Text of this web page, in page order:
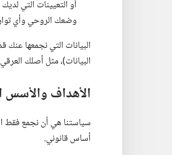
أو التعيينات التي
وضعك الروحي وأي
البيانات التي نجمعها
البيانات)‏،‏ مثل أصلك
الأهداف والأسس
سياستنا هي أن نجمع فقط
أساس قانوني.‏